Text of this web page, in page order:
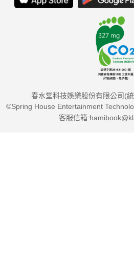
春水堂科技娛樂股份有限公司(
©Spring House Entertainment
客服信箱